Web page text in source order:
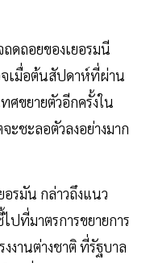
ดถอยของเยอรมนี
จเมื่อต้นสัปดาห์ที่ผ่าน
ศขยายตัวอีกครั้งใน
ชะลอตัวลงอย่างมาก
อรมัน กล่าวถึงแนว
ปที่มาตรการขยายการ
งานต่างชาติ ที่รัฐบาล